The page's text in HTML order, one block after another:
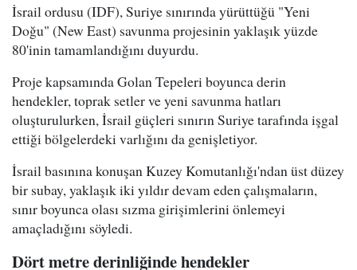
İsrail ordusu (IDF), Suriye sınırında yürüttüğü "Yeni
Doğu" (New East) savunma projesinin yaklaşık yüzde
80'inin tamamlandığını duyurdu.
Proje kapsamında Golan Tepeleri boyunca derin
hendekler, toprak setler ve yeni savunma hatları
oluşturulurken, İsrail güçleri sınırın Suriye tarafında işgal
ettiği bölgelerdeki varlığını da genişletiyor.
İsrail basınına konuşan Kuzey Komutanlığı'ndan üst düzey
bir subay, yaklaşık iki yıldır devam eden çalışmaların,
sınır boyunca olası sızma girişimlerini önlemeyi
amaçladığını söyledi.
Dört metre derinliğinde hendekler